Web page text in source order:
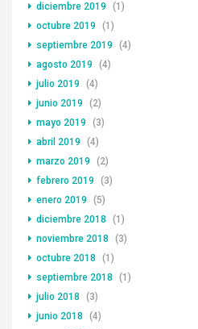
diciembre 2019
(1)
octubre 2019
(1)
septiembre 2019
(4)
agosto 2019
(4)
julio 2019
(4)
junio 2019
(2)
mayo 2019
(3)
abril 2019
(4)
marzo 2019
(2)
febrero 2019
(3)
enero 2019
(5)
diciembre 2018
(1)
noviembre 2018
(3)
octubre 2018
(1)
septiembre 2018
(1)
julio 2018
(3)
junio 2018
(4)